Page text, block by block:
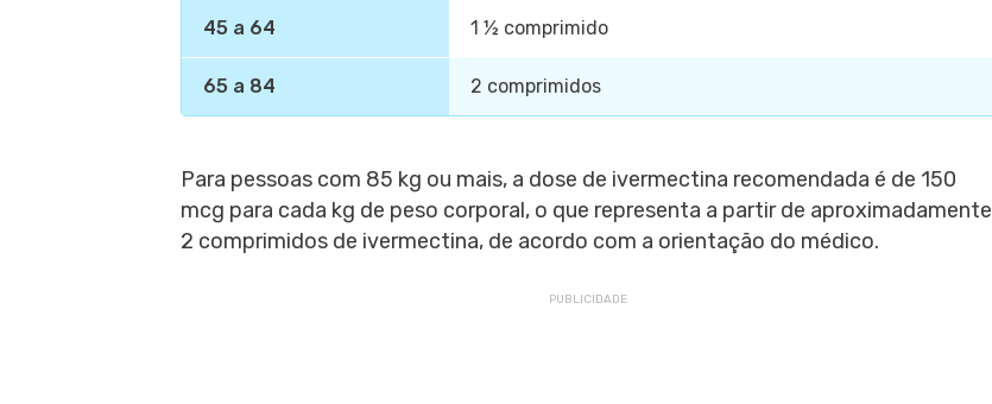
45 a 64 1 ½ comprimido
65 a 84 2 comprimidos
Para pessoas com 85 kg ou mais, a dose de ivermectina recomendada é de 150
mcg para cada kg de peso corporal, o que representa a partir de aproximadamente
2 comprimidos de ivermectina, de acordo com a orientação do médico.